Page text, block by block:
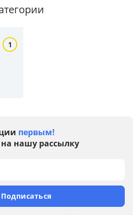
1
первым!
нашу рассылку
Подписаться